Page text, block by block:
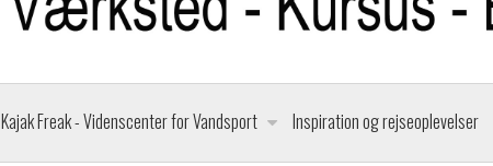
Kajak Freak - Videnscenter for Vandsport Inspiration og rejseoplevelser